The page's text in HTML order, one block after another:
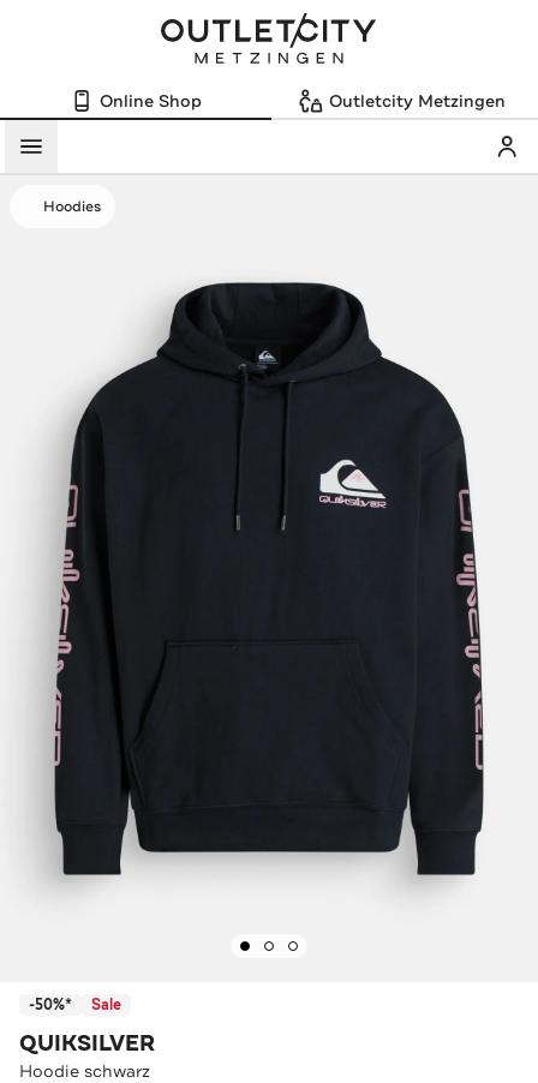
Online Shop Outletcity Metzingen
Menü
Hoodies
-50%* Sale
QUIKSILVER
Hoodie schwarz